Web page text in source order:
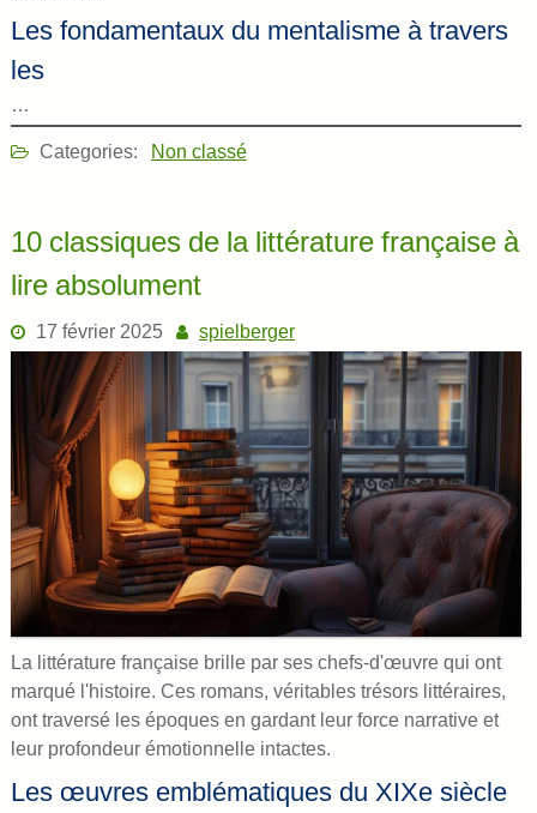
Les fondamentaux du mentalisme à travers
les
…
Categories:
Non classé
10 classiques de la littérature française à
lire absolument
17 février 2025 spielberger
La littérature française brille par ses chefs-d'œuvre qui ont
marqué l'histoire. Ces romans, véritables trésors littéraires,
ont traversé les époques en gardant leur force narrative et
leur profondeur émotionnelle intactes.
Les œuvres emblématiques du XIXe siècle